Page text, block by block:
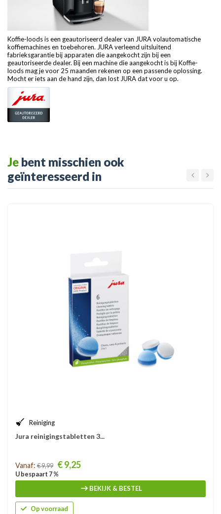
Koffie-loods is een geautoriseerd dealer van JURA volautomatische
koffiemachines en toebehoren. JURA verleend uitsluitend
fabrieksgarantie bij apparaten die aangekocht zijn bij een
geautoriseerde dealer. Bij een machine die aangekocht is bij Koffie-
loods mag je voor 25 maanden rekenen op een passende oplossing.
Mocht er iets aan de hand zijn, dan lost JURA dat voor u op.
Je bent misschien ook
geïnteresseerd in
Reiniging
Jura reinigingstabletten 3...
Prijs
Vanaf: € 9,99 € 9,25
U bespaart 7 %
BEKIJK & BESTEL
Op voorraad